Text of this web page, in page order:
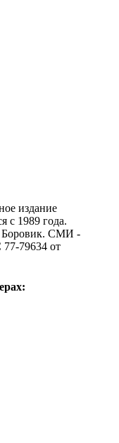
издание
с 1989 года.
Боровик. CМИ -
79634 от